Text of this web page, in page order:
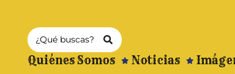
Quiénes Somos Noticias